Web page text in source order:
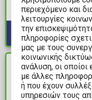
Διαθέσιμα: 2
περιεχόμενο και
λειτουργίες
την
πληροφορίες
μας με τους
κοινωνικής
ανάλυση, οι οποίοι
με άλλες
ή που έχουν
υπηρεσιών τους